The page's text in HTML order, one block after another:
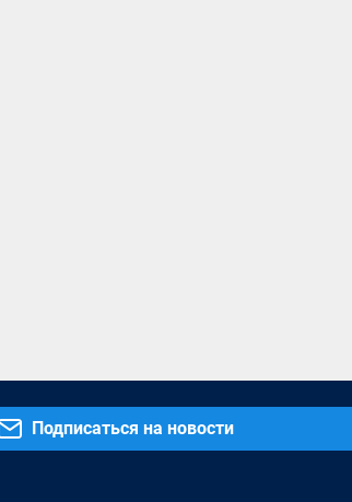
Подписаться на новости